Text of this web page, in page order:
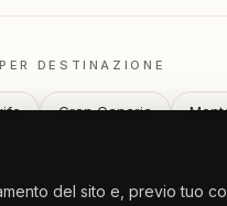
DESTINAZIONE
Gran Canaria
del sito e, previo tuo